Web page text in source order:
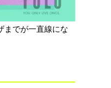
までが一直線にな